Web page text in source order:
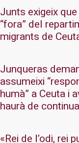
Junts exigeix
“fora” del
migrants de
Junqueras
assumeixi
humà” a Ceuta i
haurà de
«Rei de l’odi, rei